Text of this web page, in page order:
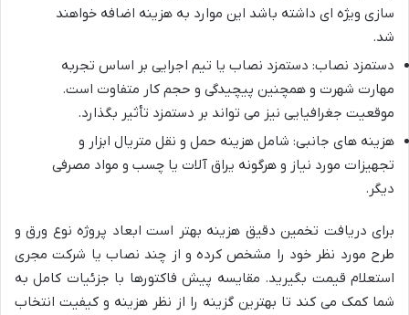
سازی ویژه ای داشته باشد این موارد به هزینه اضافه خواهند
شد.
دستمزد نصاب: دستمزد نصاب یا تیم اجرایی بر اساس تجربه
مهارت شهرت و همچنین پیچیدگی و حجم کار متفاوت است.
موقعیت جغرافیایی نیز می تواند بر دستمزد تأثیر بگذارد.
هزینه های جانبی: شامل هزینه حمل و نقل متریال ابزار و
تجهیزات مورد نیاز و هرگونه یراق آلات یا چسب و مواد مصرفی
دیگر.
برای دریافت تخمین دقیق هزینه بهتر است ابعاد پروژه نوع ورق و
طرح مورد نظر خود را مشخص کرده و از چند نصاب یا شرکت مجری
استعلام قیمت بگیرید. مقایسه پیش فاکتورها با جزئیات کامل به
شما کمک می کند تا بهترین گزینه را از نظر هزینه و کیفیت انتخاب